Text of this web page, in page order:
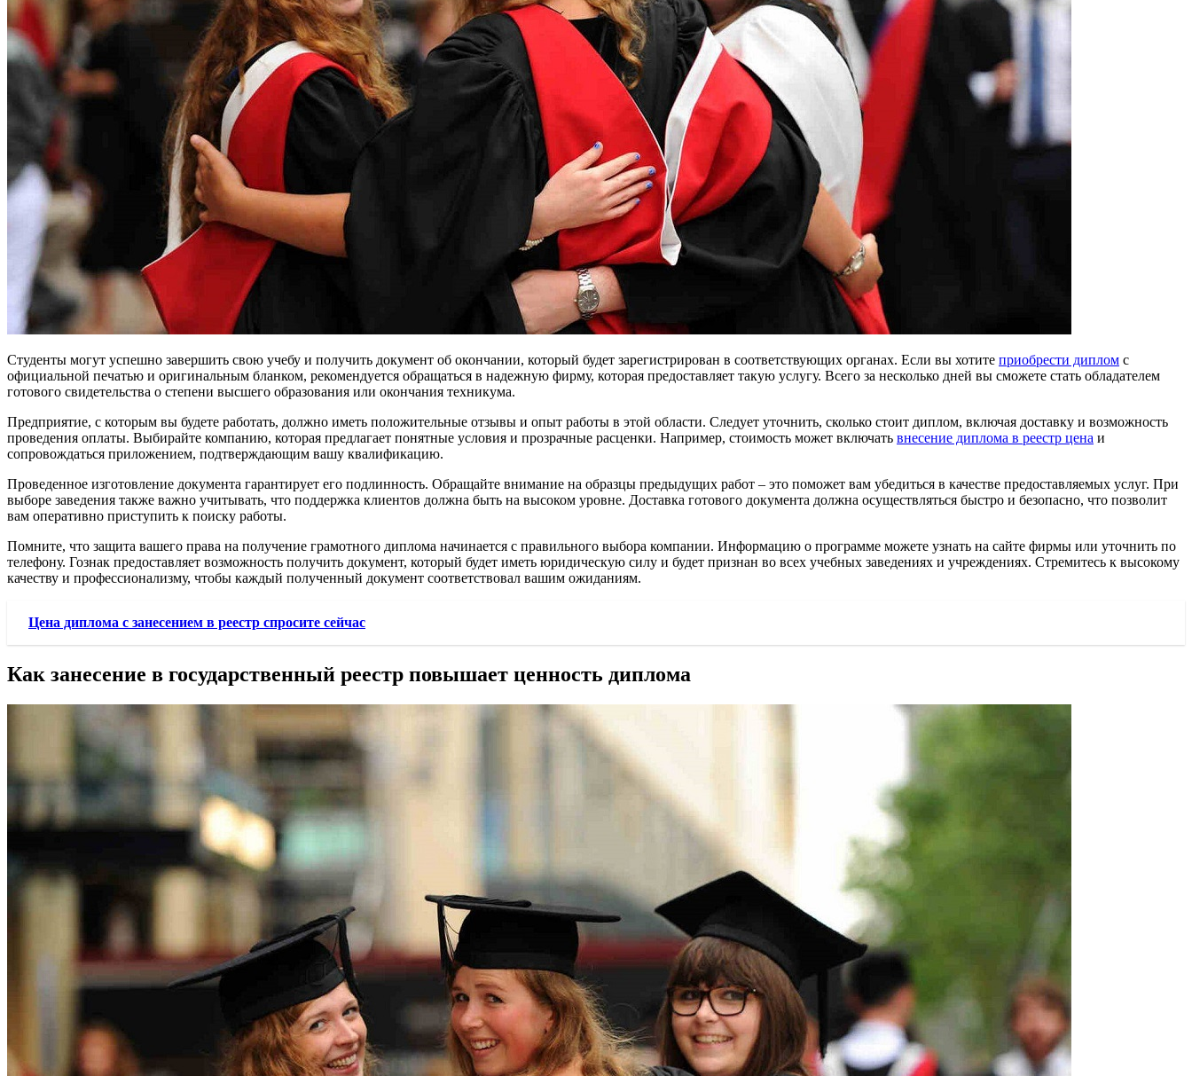
Студенты могут успешно завершить свою учебу и получить документ об окончании, который будет зарегистрирован в соответствующих органах. Если вы хотите приобрести диплом с
официальной печатью и оригинальным бланком, рекомендуется обращаться в надежную фирму, которая предоставляет такую услугу. Всего за несколько дней вы сможете стать обладателем
готового свидетельства о степени высшего образования или окончания техникума.
Предприятие, с которым вы будете работать, должно иметь положительные отзывы и опыт работы в этой области. Следует уточнить, сколько стоит диплом, включая доставку и возможность
проведения оплаты. Выбирайте компанию, которая предлагает понятные условия и прозрачные расценки. Например, стоимость может включать внесение диплома в реестр цена и
сопровождаться приложением, подтверждающим вашу квалификацию.
Проведенное изготовление документа гарантирует его подлинность. Обращайте внимание на образцы предыдущих работ – это поможет вам убедиться в качестве предоставляемых услуг. При
выборе заведения также важно учитывать, что поддержка клиентов должна быть на высоком уровне. Доставка готового документа должна осуществляться быстро и безопасно, что позволит
вам оперативно приступить к поиску работы.
Помните, что защита вашего права на получение грамотного диплома начинается с правильного выбора компании. Информацию о программе можете узнать на сайте фирмы или уточнить по
телефону. Гознак предоставляет возможность получить документ, который будет иметь юридическую силу и будет признан во всех учебных заведениях и учреждениях. Стремитесь к высокому
качеству и профессионализму, чтобы каждый полученный документ соответствовал вашим ожиданиям.
Цена диплома с занесением в реестр спросите сейчас
Как занесение в государственный реестр повышает ценность диплома